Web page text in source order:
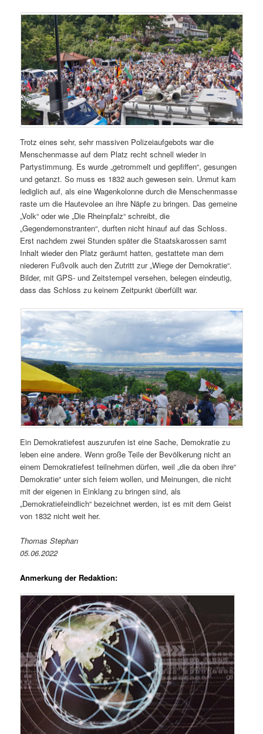
Trotz eines sehr, sehr massiven Polizeiaufgebots war die
Menschenmasse auf dem Platz recht schnell wieder in
Partystimmung. Es wurde „getrommelt und gepfiffen“, gesungen
und getanzt. So muss es 1832 auch gewesen sein. Unmut kam
lediglich auf, als eine Wagenkolonne durch die Menschenmasse
raste um die Hautevolee an ihre Näpfe zu bringen. Das gemeine
„Volk“ oder wie „Die Rheinpfalz“ schreibt, die
„Gegendemonstranten“, durften nicht hinauf auf das Schloss.
Erst nachdem zwei Stunden später die Staatskarossen samt
Inhalt wieder den Platz geräumt hatten, gestattete man dem
niederen Fußvolk auch den Zutritt zur „Wiege der Demokratie“.
Bilder, mit GPS- und Zeitstempel versehen, belegen eindeutig,
dass das Schloss zu keinem Zeitpunkt überfüllt war.
Ein Demokratiefest auszurufen ist eine Sache, Demokratie zu
leben eine andere. Wenn große Teile der Bevölkerung nicht an
einem Demokratiefest teilnehmen dürfen, weil „die da oben ihre“
Demokratie“ unter sich feiern wollen, und Meinungen, die nicht
mit der eigenen in Einklang zu bringen sind, als
„Demokratiefeindlich“ bezeichnet werden, ist es mit dem Geist
von 1832 nicht weit her.
Thomas Stephan
05.06.2022
Anmerkung der Redaktion: